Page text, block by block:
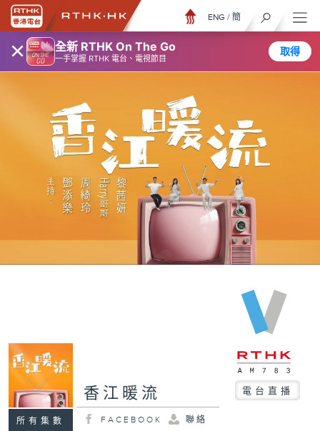
× 全新 RTHK On The Go
一手掌握 RTHK 電台、電視節目
取得
ENG / 簡
所有集數
香江暖流 電台直播
FACEBOOK 聯絡